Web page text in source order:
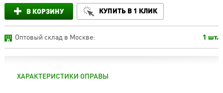
В КОРЗИНУ КУПИТЬ В 1 КЛИК
Оптовый склад в Москве: 1 шт.
ХАРАКТЕРИСТИКИ ОПРАВЫ